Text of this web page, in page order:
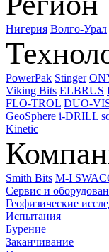
Нигерия Волго-Урал
PowerPak Stinger
Viking Bits ELBRUS
FLO-TROL DUO-
GeoSphere i-DRILL
Kinetic
Smith Bits M-I
Сервис и
Геофизические
Испытания
Бурение
Заканчивание